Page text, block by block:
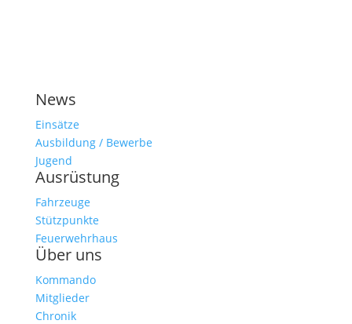
News
Einsätze
Ausbildung / Bewerbe
Jugend
Ausrüstung
Fahrzeuge
Stützpunkte
Feuerwehrhaus
Über uns
Kommando
Mitglieder
Chronik